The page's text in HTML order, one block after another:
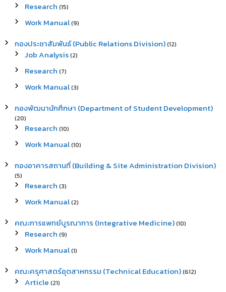
Research (15)
Work Manual(9)
กองประชาสัมพันธ์ (Public Relations Division)(12)
Job Analysis(2)
Research (7)
Work Manual(3)
กองพัฒนานักศึกษา (Department of Student Development)
(20)
Research (10)
Work Manual(10)
กองอาคารสถานที่ (Building & Site Administration Division)
(5)
Research (3)
Work Manual(2)
คณะการแพทย์บูรณาการ (Integrative Medicine)(10)
Research (9)
Work Manual(1)
คณะครุศาสตร์อุตสาหกรรม (Technical Education)(612)
Article (21)